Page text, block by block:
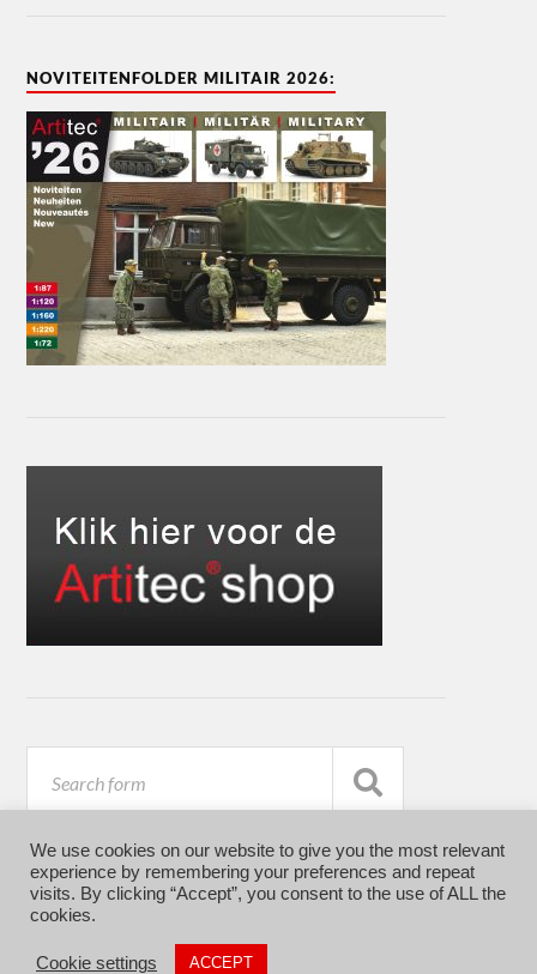
NOVITEITENFOLDER MILITAIR 2026:
THEME BYANDERS NORÉN
We use cookies on our website to give you the most relevant
experience by remembering your preferences and repeat
visits. By clicking “Accept”, you consent to the use of ALL the
cookies.
Cookie settings ACCEPT